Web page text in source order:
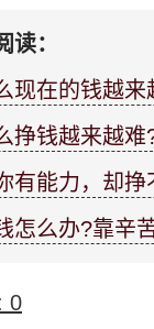
读：
现在的钱越来
挣钱越来越难
有能力，却挣
怎么办?靠辛
0